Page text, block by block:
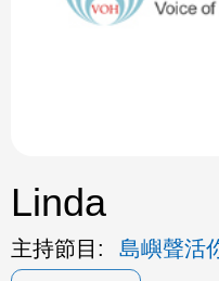
Linda
主持節目:
島嶼聲活